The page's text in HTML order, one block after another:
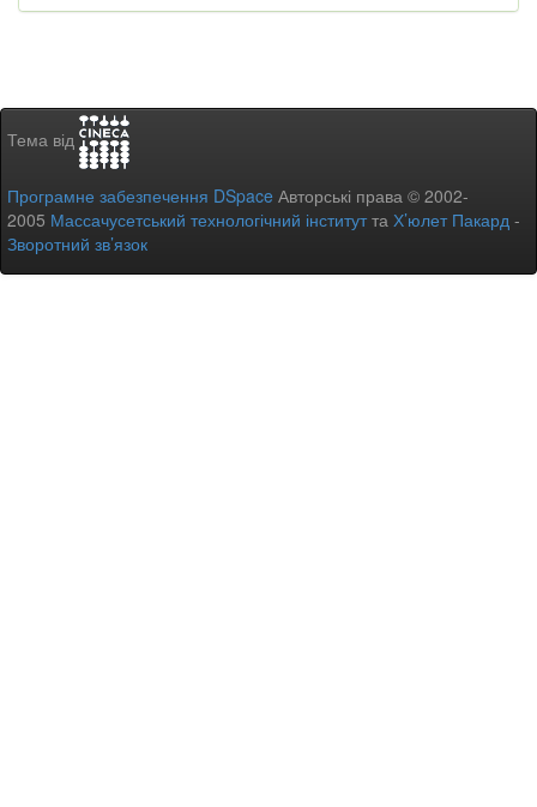
Тема від
Програмне забезпечення DSpace Авторські права © 2002-
2005 Массачусетський технологічний інститутта Х’юлет Пакард -
Зворотний зв’язок